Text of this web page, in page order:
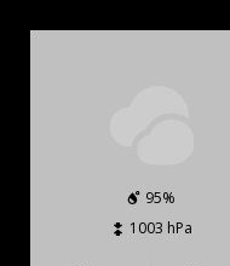
95%
1003 hPa